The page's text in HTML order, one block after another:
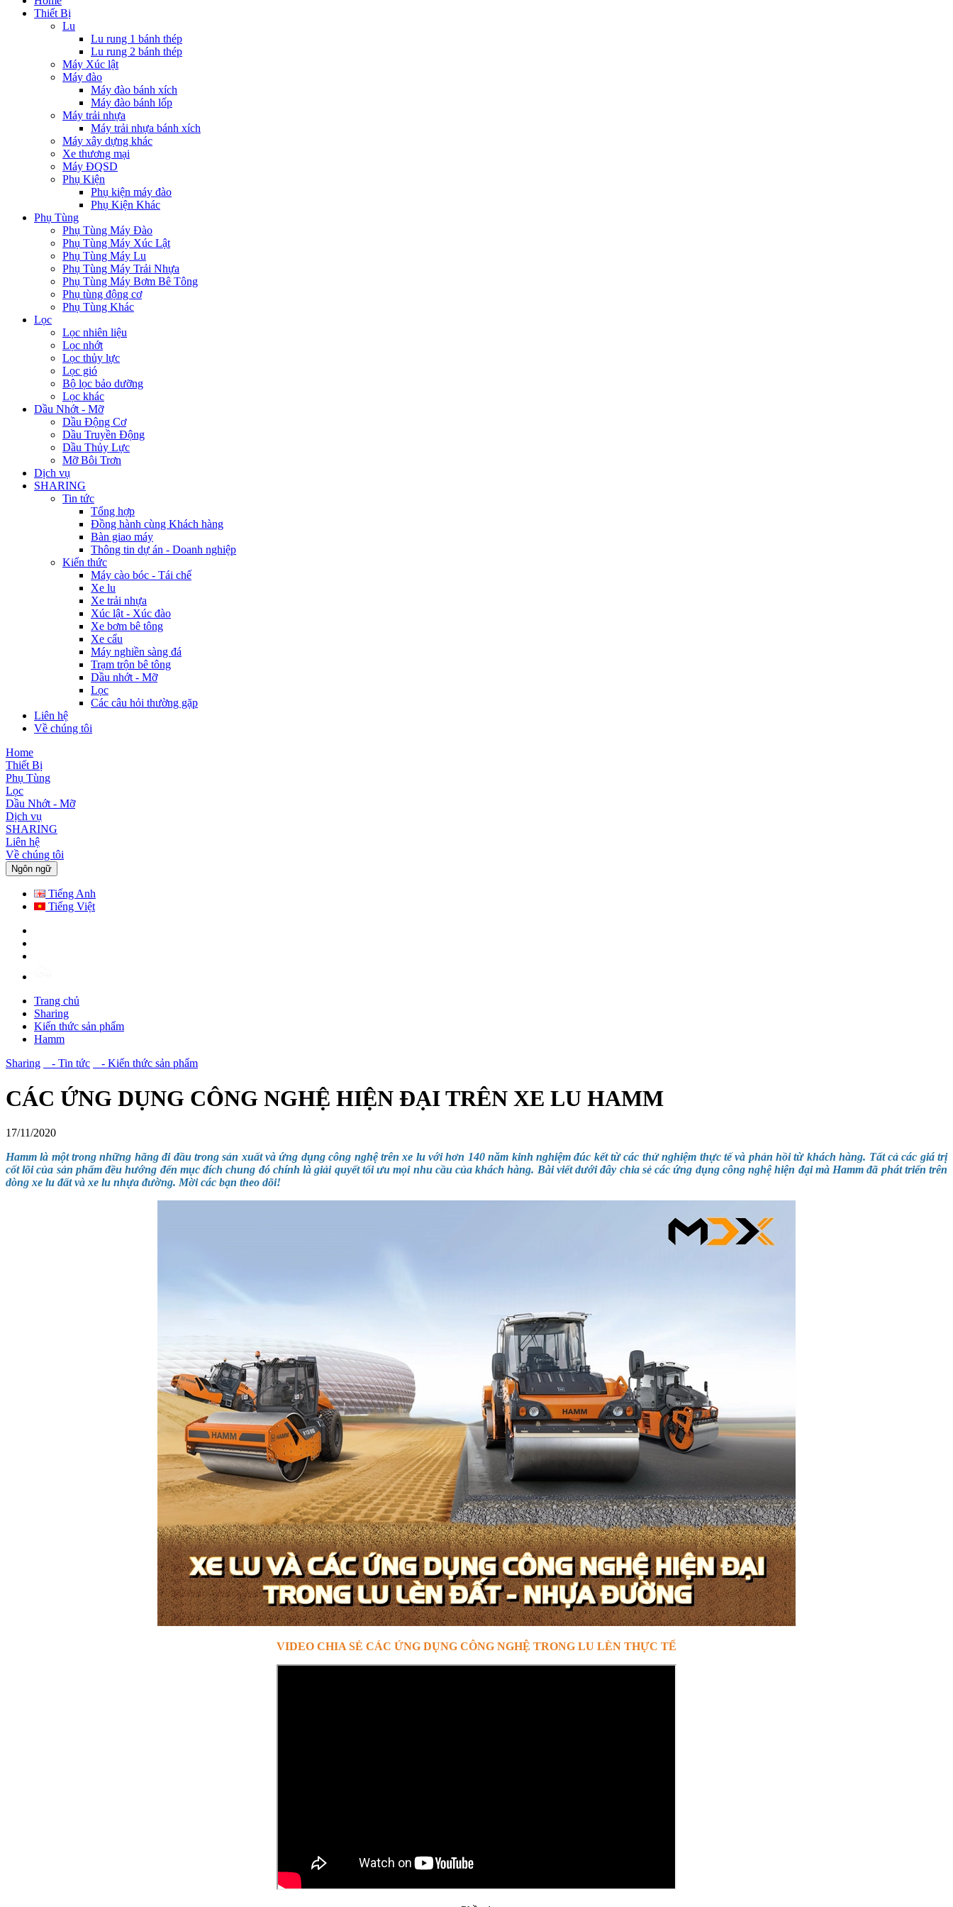
Thiết Bị
Lu
Lu rung 1 bánh thép
Lu rung 2 bánh thép
Máy Xúc lật
Máy đào
Máy đào bánh xích
Máy đào bánh lốp
Máy trải nhựa
Máy trải nhựa bánh xích
Máy xây dựng khác
Xe thương mại
Máy ĐQSD
Phụ Kiện
Phụ kiện máy đào
Phụ Kiện Khác
Phụ Tùng
Phụ Tùng Máy Đào
Phụ Tùng Máy Xúc Lật
Phụ Tùng Máy Lu
Phụ Tùng Máy Trải Nhựa
Phụ Tùng Máy Bơm Bê Tông
Phụ tùng động cơ
Phụ Tùng Khác
Lọc
Lọc nhiên liệu
Lọc nhớt
Lọc thủy lực
Lọc gió
Bộ lọc bảo dưỡng
Lọc khác
Dầu Nhớt - Mỡ
Dầu Động Cơ
Dầu Truyền Động
Dầu Thủy Lực
Mỡ Bôi Trơn
Dịch vụ
SHARING
Tin tức
Tổng hợp
Đồng hành cùng Khách hàng
Bàn giao máy
Thông tin dự án - Doanh nghiệp
Kiến thức
Máy cào bóc - Tái chế
Xe lu
Xe trải nhựa
Xúc lật - Xúc đào
Xe bơm bê tông
Xe cẩu
Máy nghiền sàng đá
Trạm trộn bê tông
Dầu nhớt - Mỡ
Lọc
Các câu hỏi thường gặp
Liên hệ
Về chúng tôi
Home
Thiết Bị
Phụ Tùng
Lọc
Dầu Nhớt - Mỡ
Dịch vụ
SHARING
Liên hệ
Về chúng tôi
Ngôn ngữ
Tiếng Anh
Tiếng Việt
Trang chủ
Sharing
Kiến thức sản phẩm
Hamm
Sharing
- Tin tức - Kiến thức sản phẩm
CÁC ỨNG DỤNG CÔNG NGHỆ HIỆN ĐẠI TRÊN XE LU HAMM
17/11/2020
Hamm là một trong những hãng đi đầu trong sản xuất và ứng dụng công nghệ trên xe lu với hơn 140 năm kinh nghiệm đúc kết từ các thử nghiệm thực tế và phản hồi từ khách hàng. Tất cả các giá trị
cốt lõi của sản phẩm đều hướng đến mục đích chung đó chính là giải quyết tối ưu mọi nhu cầu của khách hàng. Bài viết dưới đây chia sẻ các ứng dụng công nghệ hiện đại mà Hamm đã phát triển trên
dòng xe lu đất và xe lu nhựa đường. Mời các bạn theo dõi!
VIDEO CHIA SẺ CÁC ỨNG DỤNG CÔNG NGHỆ TRONG LU LÈN THỰC TẾ